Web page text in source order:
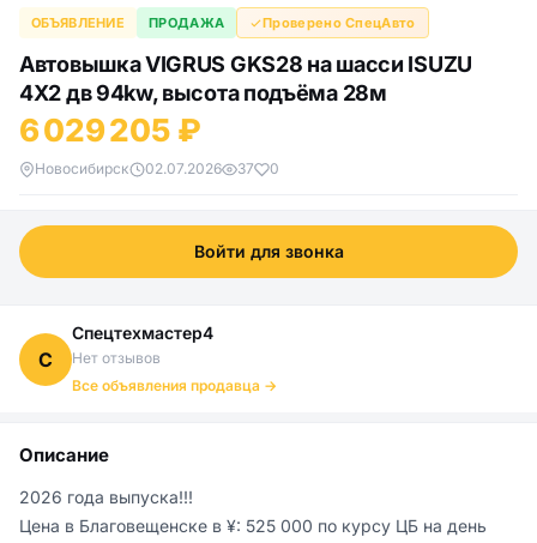
ОБЪЯВЛЕНИЕ ПРОДАЖА Проверено СпецАвто
Автовышка VIGRUS GKS28 на шасси ISUZU
4Х2 дв 94kw, высота подъёма 28м
6 029 205 ₽
Новосибирск 02.07.2026 37 0
Войти для звонка
С
Спецтехмастер4
Нет отзывов
Все объявления продавца →
Описание
2026 года выпуска!!!
Цена в Благовещенске в ¥: 525 000 по курсу ЦБ на день